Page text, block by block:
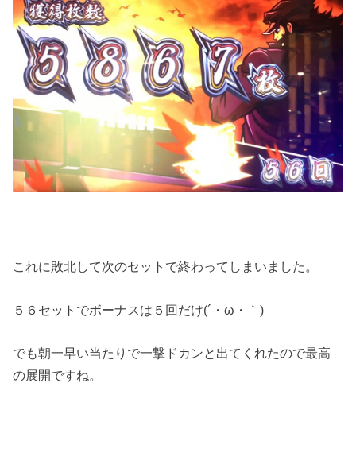
これに敗北して次のセットで終わってしまいました。
５６セットでボーナスは５回だけ(´・ω・｀)
でも朝一早い当たりで一撃ドカンと出てくれたので最高
の展開ですね。